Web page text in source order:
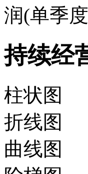
润(单季
持续经
柱状图
折线图
曲线图